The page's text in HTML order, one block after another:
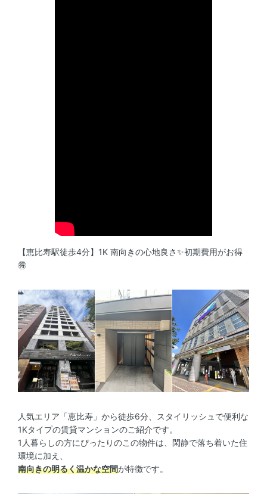
【恵比寿駅徒歩4分】1K 南向きの心地良さ✨初期費用がお得
🉐
人気エリア「恵比寿」から徒歩6分、スタイリッシュで便利な
1Kタイプの賃貸マンションのご紹介です。
1人暮らしの方にぴったりのこの物件は、閑静で落ち着いた住
環境に加え、
南向きの明るく温かな空間が特徴です。